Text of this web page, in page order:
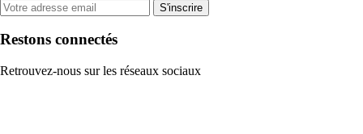
S'inscrire
Restons connectés
Retrouvez-nous sur les réseaux sociaux